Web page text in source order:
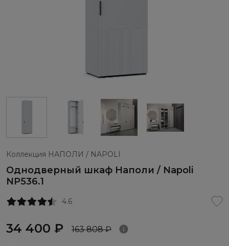
Коллекция НАПОЛИ / NAPOLI
Однодверный шкаф Наполи / Napoli
NP536.1
4.6
34 400 ₽ 163 808 ₽